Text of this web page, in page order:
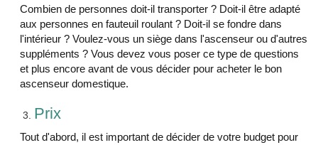
Combien de personnes doit-il transporter ? Doit-il être adapté
aux personnes en fauteuil roulant ? Doit-il se fondre dans
l'intérieur ? Voulez-vous un siège dans l'ascenseur ou d'autres
suppléments ? Vous devez vous poser ce type de questions
et plus encore avant de vous décider pour acheter le bon
ascenseur domestique.
Prix
Tout d'abord, il est important de décider de votre budget pour